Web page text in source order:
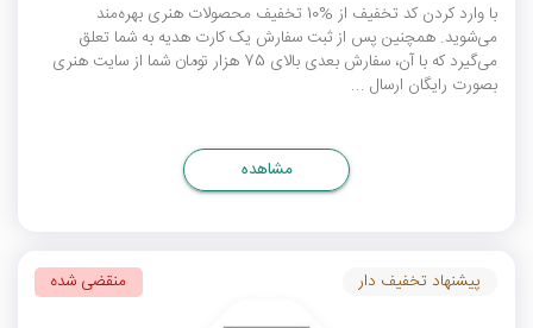
با وارد کردن کد تخفیف از %10 تخفیف محصولات هنری بهره‌مند
می‌شوید. همچنین پس از ثبت سفارش یک کارت هدیه به شما تعلق
می‌گیرد که با آن، سفارش بعدی بالای 75 هزار تومان شما از سایت هنری
بصورت رایگان ارسال ...
مشاهده
پیشنهاد تخفیف دار منقضی شده